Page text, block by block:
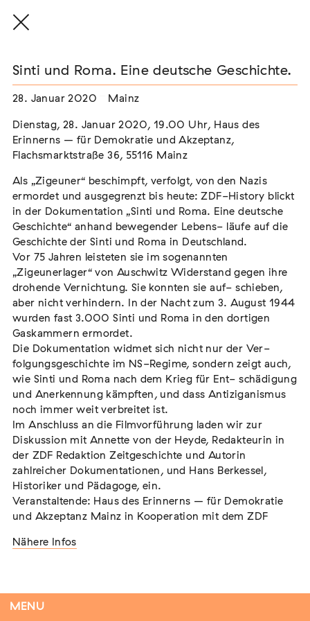
MENU
THE THREAD THAT HOLDS / DER FADEN,
DER HÄLT
Extern
22. Juli 2026 - 04. Oktober 2026 Augsburg
Der Weg der Sinti und Roma
Extern
02. August 2026 - 16. August 2026 Darmstadt
Tag der Menschlichkeit Verband Deutscher
Sinti und Roma, Landesverband Rheinland-
Pfalz nimmt teil
22. August 2026 Landau in der Pfalz
Vom Vorurteil zur Gewalt: Politische und
soziale Feindbilder in Geschichte und
Gegenwart
15. September 2026 Dortmund
Sinti und Roma. Eine deutsche Geschichte.
28. Januar 2020 Mainz
Dienstag, 28. Januar 2020, 19.00 Uhr, Haus des
Erinnerns – für Demokratie und Akzeptanz,
Flachsmarktstraße 36, 55116 Mainz
Als „Zigeuner“ beschimpft, verfolgt, von den Nazis
ermordet und ausgegrenzt bis heute: ZDF-History blickt
in der Dokumentation „Sinti und Roma. Eine deutsche
Geschichte“ anhand bewegender Lebens- läufe auf die
Geschichte der Sinti und Roma in Deutschland.
Vor 75 Jahren leisteten sie im sogenannten
„Zigeunerlager“ von Auschwitz Widerstand gegen ihre
drohende Vernichtung. Sie konnten sie auf- schieben,
aber nicht verhindern. In der Nacht zum 3. August 1944
wurden fast 3.000 Sinti und Roma in den dortigen
Gaskammern ermordet.
Die Dokumentation widmet sich nicht nur der Ver-
folgungsgeschichte im NS-Regime, sondern zeigt auch,
wie Sinti und Roma nach dem Krieg für Ent- schädigung
und Anerkennung kämpften, und dass Antiziganismus
noch immer weit verbreitet ist.
Im Anschluss an die Filmvorführung laden wir zur
Diskussion mit Annette von der Heyde, Redakteurin in
der ZDF Redaktion Zeitgeschichte und Autorin
zahlreicher Dokumentationen, und Hans Berkessel,
Historiker und Pädagoge, ein.
Veranstaltende: Haus des Erinnerns – für Demokratie
und Akzeptanz Mainz in Kooperation mit dem ZDF
Nähere Infos